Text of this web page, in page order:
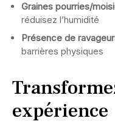
Graines pourries/
réduisez l’humidité
Présence de
barrières physiques
expérience